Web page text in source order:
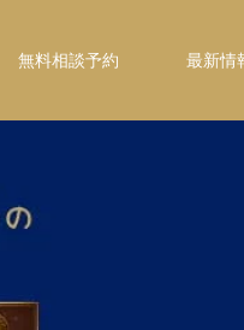
無料相談予約 最新情